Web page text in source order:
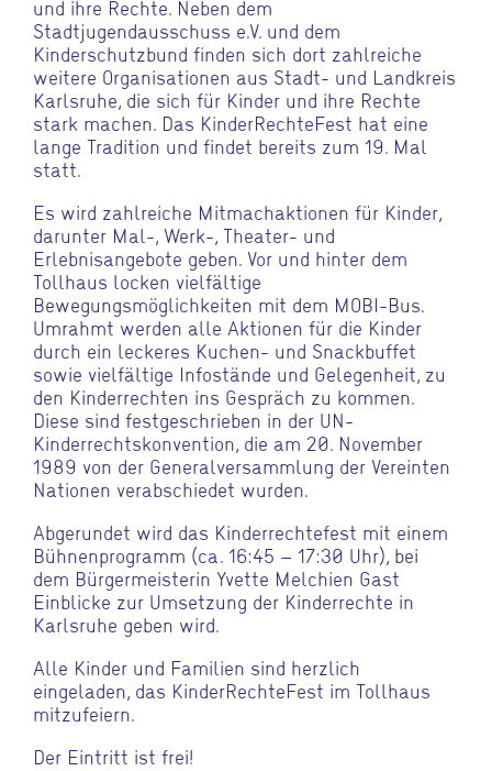
und ihre Rechte. Neben dem
Stadtjugendausschuss e.V. und dem
Kinderschutzbund finden sich dort zahlreiche
weitere Organisationen aus Stadt- und Landkreis
Karlsruhe, die sich für Kinder und ihre Rechte
stark machen. Das KinderRechteFest hat eine
lange Tradition und findet bereits zum 19. Mal
statt.
Es wird zahlreiche Mitmachaktionen für Kinder,
darunter Mal-, Werk-, Theater- und
Erlebnisangebote geben. Vor und hinter dem
Tollhaus locken vielfältige
Bewegungsmöglichkeiten mit dem MOBI-Bus.
Umrahmt werden alle Aktionen für die Kinder
durch ein leckeres Kuchen- und Snackbuffet
sowie vielfältige Infostände und Gelegenheit, zu
den Kinderrechten ins Gespräch zu kommen.
Diese sind festgeschrieben in der UN-
Kinderrechtskonvention, die am 20. November
1989 von der Generalversammlung der Vereinten
Nationen verabschiedet wurden.
Abgerundet wird das Kinderrechtefest mit einem
Bühnenprogramm (ca. 16:45 – 17:30 Uhr), bei
dem Bürgermeisterin Yvette Melchien Gast
Einblicke zur Umsetzung der Kinderrechte in
Karlsruhe geben wird.
Alle Kinder und Familien sind herzlich
eingeladen, das KinderRechteFest im Tollhaus
mitzufeiern.
Der Eintritt ist frei!